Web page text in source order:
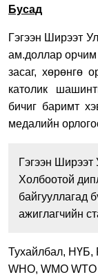
Бусад
Гэгээн Ширээт
ам.доллар
засаг, хөрөнгө
католик
бичиг баримт
медалийн
Гэгээн
Холбоотой
байгууллагад
ажиглагчийн
Тухайлбал, НҮБ,
WHO, WMO WTO